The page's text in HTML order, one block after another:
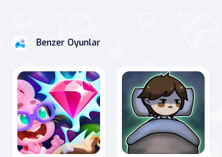
Benzer Oyunlar